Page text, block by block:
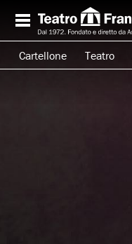
Cartellone Teatro